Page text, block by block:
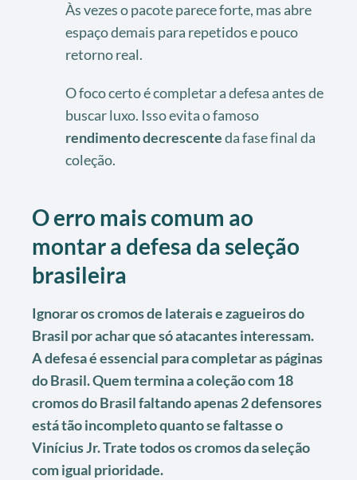
Às vezes o pacote parece forte, mas abre
espaço demais para repetidos e pouco
retorno real.
O foco certo é completar a defesa antes de
buscar luxo. Isso evita o famoso
rendimento decrescenteda fase final da
coleção.
O erro mais comum ao
montar a defesa da seleção
brasileira
Ignorar os cromos de laterais e zagueiros do
Brasil por achar que só atacantes interessam.
A defesa é essencial para completar as páginas
do Brasil. Quem termina a coleção com 18
cromos do Brasil faltando apenas 2 defensores
está tão incompleto quanto se faltasse o
Vinícius Jr. Trate todos os cromos da seleção
com igual prioridade.